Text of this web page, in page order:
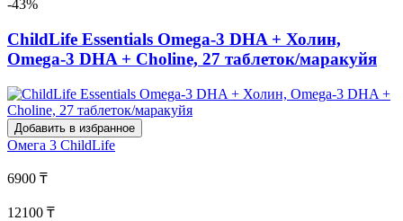
-43%
ChildLife Essentials Omega-3 DHA + Холин,
Omega-3 DHA + Choline, 27 таблеток/маракуйя
Добавить в избранное
Омега 3 ChildLife
6900 ₸
12100 ₸